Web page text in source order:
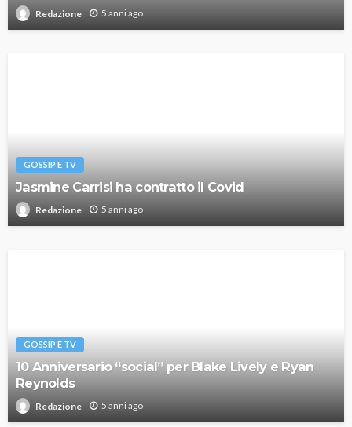
Redazione 5 anni ago
GOSSIP E TV
Jasmine Carrisi ha contratto il Covid
Redazione 5 anni ago
GOSSIP E TV
10 Anniversario “social” per Blake Lively e Ryan
Reynolds
Redazione 5 anni ago